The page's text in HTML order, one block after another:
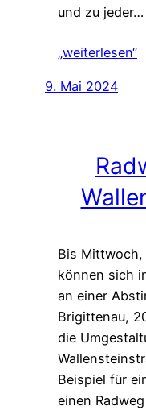
und zu jeder…
„weiterlesen“
9. Mai 2024
Bis Mittwoch,
können sich
an einer
Brigittenau,
die
Beispiel für
einen